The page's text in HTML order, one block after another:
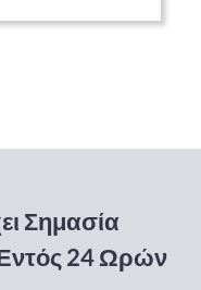
Σημασία
24 Ωρών